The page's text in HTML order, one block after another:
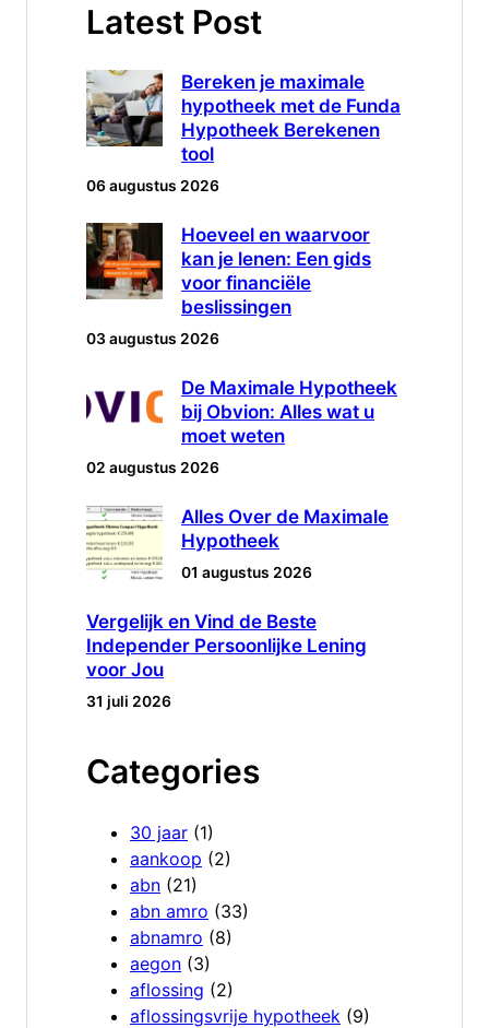
Latest Post
Bereken je maximale
hypotheek met de Funda
Hypotheek Berekenen
tool
06 augustus 2026
Hoeveel en waarvoor
kan je lenen: Een gids
voor financiële
beslissingen
03 augustus 2026
De Maximale Hypotheek
bij Obvion: Alles wat u
moet weten
02 augustus 2026
Alles Over de Maximale
Hypotheek
01 augustus 2026
Vergelijk en Vind de Beste
Independer Persoonlijke Lening
voor Jou
31 juli 2026
Categories
30 jaar (1)
aankoop (2)
abn (21)
abn amro (33)
abnamro (8)
aegon (3)
aflossing (2)
aflossingsvrije hypotheek (9)